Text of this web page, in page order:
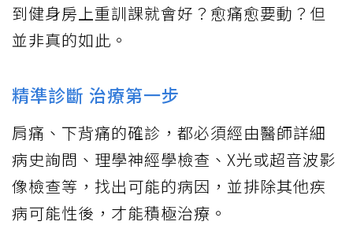
到健身房上重訓課就會好？愈痛愈要動？但
並非真的如此。
精準診斷 治療第一步
肩痛、下背痛的確診，都必須經由醫師詳細
病史詢問、理學神經學檢查、X光或超音波影
像檢查等，找出可能的病因，並排除其他疾
病可能性後，才能積極治療。